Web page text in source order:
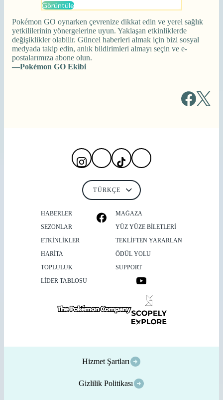
Pokémon GO oynarken çevrenize dikkat edin ve yerel sağlık
yetkililerinin yönergelerine uyun. Yaklaşan etkinliklerde
değişiklikler olabilir. Güncel haberleri almak için bizi sosyal
medyada takip edin, anlık bildirimleri almayı seçin ve e-
postalarımıza abone olun.
—Pokémon GO Ekibi
HABERLER
SEZONLAR
ETKİNLİKLER
HARITA
TOPLULUK
LİDER TABLOSU
MAĞAZA
YÜZ YÜZE BILETLERI
TEKLIFTEN YARARLAN
ÖDÜL YOLU
SUPPORT
Hizmet Şartları
Gizlilik Politikası